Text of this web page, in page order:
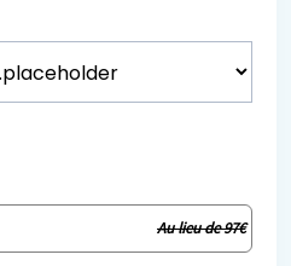
Au lieu de 97€